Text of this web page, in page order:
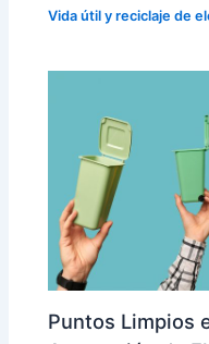
Vida útil y reciclaje de
Puntos Limpios